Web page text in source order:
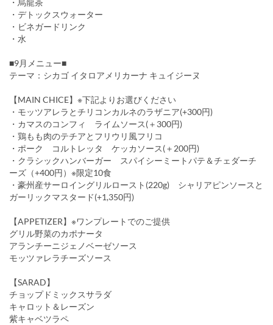
・烏龍茶
・デトックスウォーター
・ビネガードリンク
・水
■9月メニュー■
テーマ：シカゴ イタロアメリカーナ キュイジーヌ
【MAIN CHICE】※下記よりお選びください
・モッツアレラとチリコンカルネのラザニア(+300円)
・カマスのコンフィ ライムソース(＋300円)
・鶏もも肉のテチアとフリウリ風フリコ
・ポーク コルトレッタ ケッカソース(＋200円)
・クラシックハンバーガー スパイシーミートパテ＆チェダーチ
ーズ（+400円）※限定10食
・豪州産サーロイングリルロースト(220g) シャリアピンソースと
ガーリックマスタード(+1,350円)
【APPETIZER】※ワンプレートでのご提供
グリル野菜のカポナータ
アランチーニジェノベーゼソース
モッツァレラチーズソース
【SARAD】
チョップドミックスサラダ
キャロット＆レーズン
紫キャベツラペ